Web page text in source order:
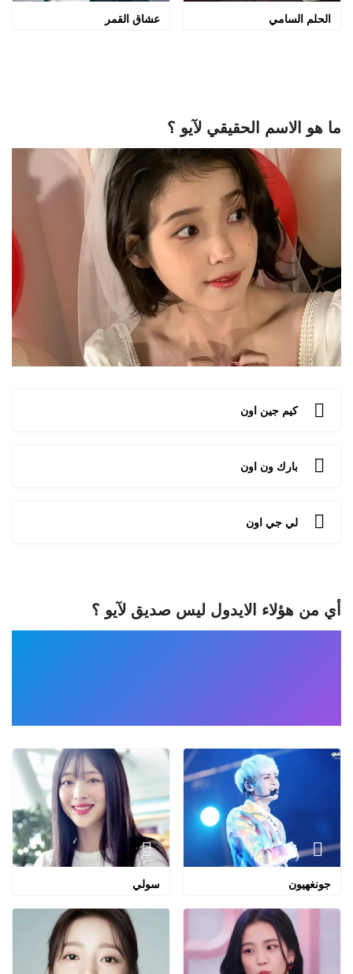
الحلم السامي عشاق القمر
ما هو الاسم الحقيقي لآيو ؟
كيم جين اون
بارك ون اون
لي جي اون
أي من هؤلاء الايدول ليس صديق لآيو ؟
جونغهيون سولي